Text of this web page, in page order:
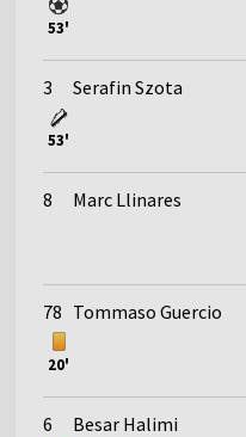
53'
3 Serafin Szota
53'
8 Marc Llinares
78 Tommaso Guercio
20'
6 Besar Halimi